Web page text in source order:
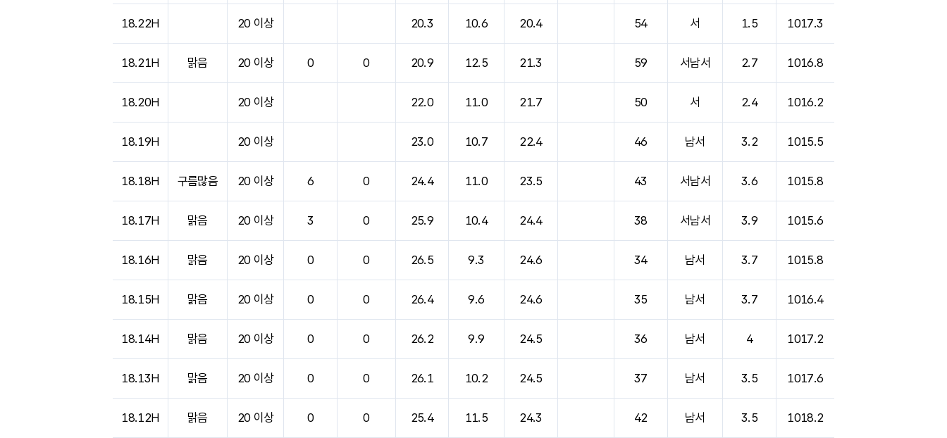
18.22H 20 이상 20.3 10.6 20.4 54 서 1.5 1017.3
18.21H 맑음 20 이상 0 0 20.9 12.5 21.3 59 서남서 2.7 1016.8
18.20H 20 이상 22.0 11.0 21.7 50 서 2.4 1016.2
18.19H 20 이상 23.0 10.7 22.4 46 남서 3.2 1015.5
18.18H 구름많음 20 이상 6 0 24.4 11.0 23.5 43 서남서 3.6 1015.8
18.17H 맑음 20 이상 3 0 25.9 10.4 24.4 38 서남서 3.9 1015.6
18.16H 맑음 20 이상 0 0 26.5 9.3 24.6 34 남서 3.7 1015.8
18.15H 맑음 20 이상 0 0 26.4 9.6 24.6 35 남서 3.7 1016.4
18.14H 맑음 20 이상 0 0 26.2 9.9 24.5 36 남서 4 1017.2
18.13H 맑음 20 이상 0 0 26.1 10.2 24.5 37 남서 3.5 1017.6
18.12H 맑음 20 이상 0 0 25.4 11.5 24.3 42 남서 3.5 1018.2